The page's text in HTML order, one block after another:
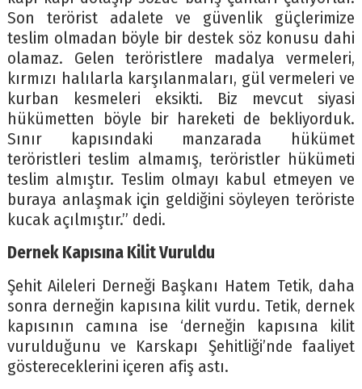
Son terörist adalete ve güvenlik güçlerimize
teslim olmadan böyle bir destek söz konusu dahi
olamaz. Gelen teröristlere madalya vermeleri,
kırmızı halılarla karşılanmaları, gül vermeleri ve
kurban kesmeleri eksikti. Biz mevcut siyasi
hükümetten böyle bir hareketi de bekliyorduk.
Sınır kapısındaki manzarada hükümet
teröristleri teslim almamış, teröristler hükümeti
teslim almıştır. Teslim olmayı kabul etmeyen ve
buraya anlaşmak için geldiğini söyleyen teröriste
kucak açılmıştır.” dedi.
Dernek Kapısına Kilit Vuruldu
Şehit Aileleri Derneği Başkanı Hatem Tetik, daha
sonra derneğin kapısına kilit vurdu. Tetik, dernek
kapısının camına ise ‘derneğin kapısına kilit
vurulduğunu ve Karskapı Şehitliği’nde faaliyet
göstereceklerini içeren afiş astı.